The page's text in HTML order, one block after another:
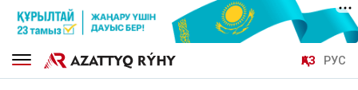
ҚАЗ РУС